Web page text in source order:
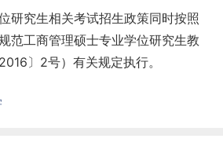
研究生相关考试招生政策同时按照
范工商管理硕士专业学位研究生教
〕2号）有关规定执行。